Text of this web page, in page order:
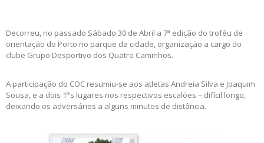
Decorreu, no passado Sábado 30 de Abril a 7ª edição do troféu de
orientação do Porto no parque da cidade, organização a cargo do
clube Grupo Desportivo dos Quatro Caminhos.
A participação do COC resumiu-se aos atletas Andreia Silva e Joaquim
Sousa, e a dois 1º’s lugares nos respectivos escalões – difícil longo,
deixando os adversários a alguns minutos de distância.